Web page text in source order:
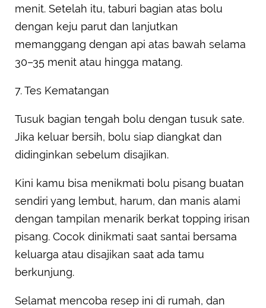
menit. Setelah itu, taburi bagian atas bolu
dengan keju parut dan lanjutkan
memanggang dengan api atas bawah selama
30–35 menit atau hingga matang.
7. Tes Kematangan
Tusuk bagian tengah bolu dengan tusuk sate.
Jika keluar bersih, bolu siap diangkat dan
didinginkan sebelum disajikan.
Kini kamu bisa menikmati bolu pisang buatan
sendiri yang lembut, harum, dan manis alami
dengan tampilan menarik berkat topping irisan
pisang. Cocok dinikmati saat santai bersama
keluarga atau disajikan saat ada tamu
berkunjung.
Selamat mencoba resep ini di rumah, dan